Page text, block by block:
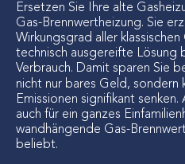
Ersetzen Sie Ihre alte
Gas-Brennwertheizung. Sie
Wirkungsgrad aller
technisch ausgereifte Lösung
Verbrauch. Damit sparen Sie
nicht nur bares Geld, sondern
Emissionen signifikant
auch für ein ganzes
wandhängende Gas-
beliebt.